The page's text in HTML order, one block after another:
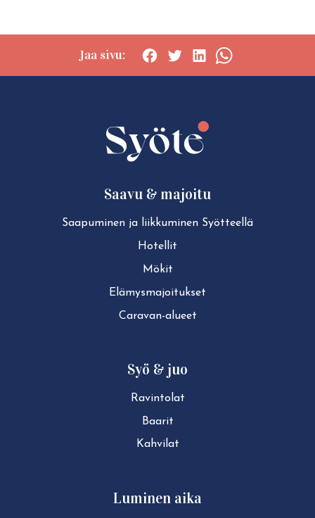
Jaa sivu:
Saavu & majoitu
Saapuminen ja liikkuminen Syötteellä
Hotellit
Mökit
Elä­mys­ma­joi­tuk­set
Caravan-alueet
Syö & juo
Ravintolat
Baarit
Kahvilat
Luminen aika